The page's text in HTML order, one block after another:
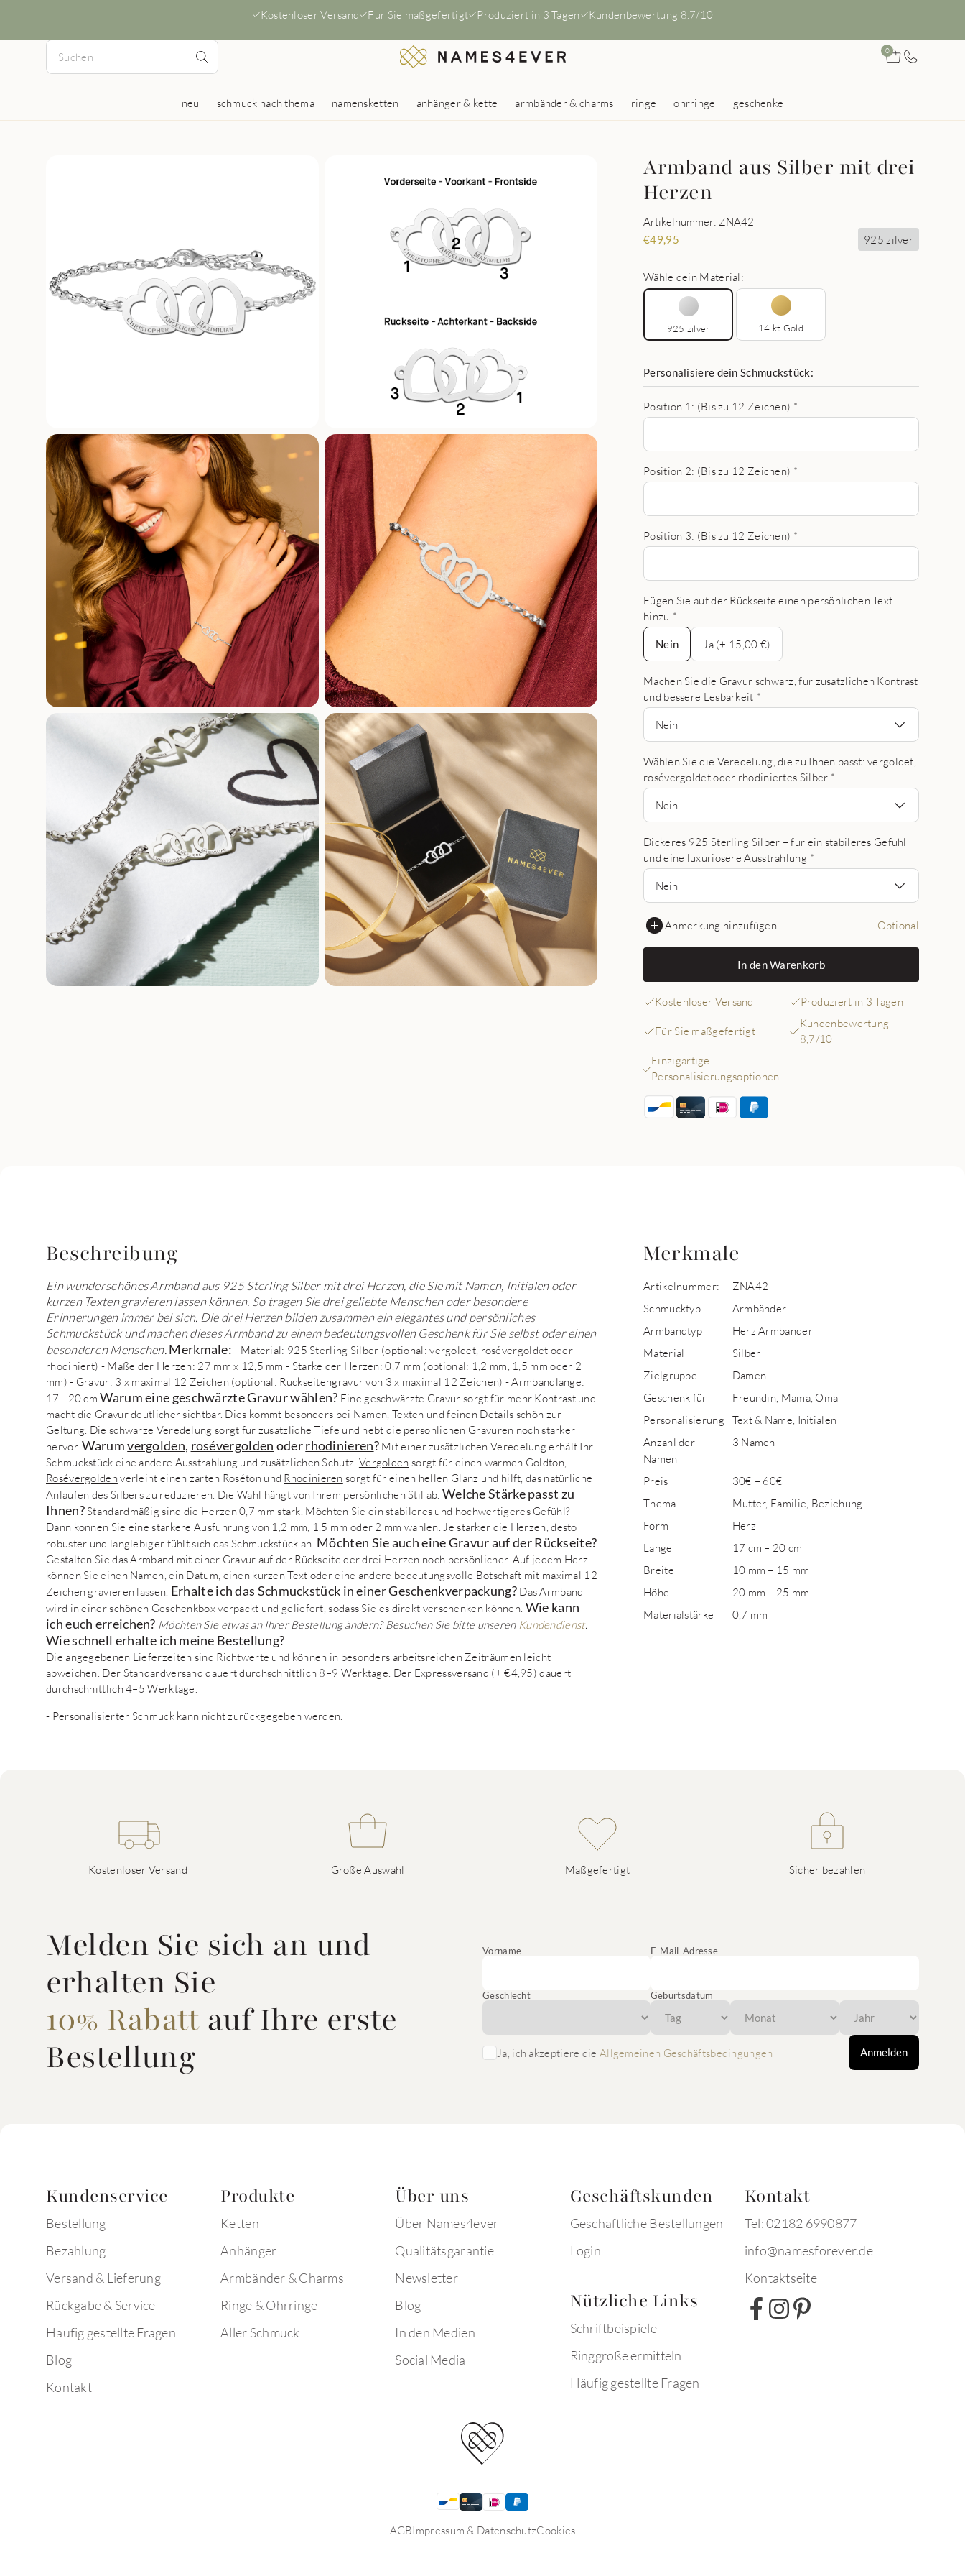
Kostenloser Versand Für Sie maßgefertigt Produziert in 3 Tagen Kundenbewertung 8.7/10
0
neu schmuck nach thema namensketten anhänger & kette armbänder & charms ringe ohrringe geschenke
Armband aus Silber mit drei
Herzen
Artikelnummer: ZNA42
€49,95 925 zilver
Wähle dein Material:
925 zilver 14 kt Gold
Personalisiere dein Schmuckstück:
Position 1: (Bis zu 12 Zeichen) *
Position 2: (Bis zu 12 Zeichen) *
Position 3: (Bis zu 12 Zeichen) *
Fügen Sie auf der Rückseite einen persönlichen Text
hinzu *
Nein
Nein
Ja (+ 15,00 €)
Machen Sie die Gravur schwarz, für zusätzlichen Kontrast
und bessere Lesbarkeit *
Nein
Wählen Sie die Veredelung, die zu Ihnen passt: vergoldet,
rosévergoldet oder rhodiniertes Silber *
Nein
Dickeres 925 Sterling Silber – für ein stabileres Gefühl
und eine luxuriösere Ausstrahlung *
Nein
Anmerkung hinzufügen Optional
In den Warenkorb
Kostenloser Versand Produziert in 3 Tagen
Für Sie maßgefertigt
Kundenbewertung
8,7/10
Einzigartige
Personalisierungsoptionen
Beschreibung
Ein wunderschönes Armband aus 925 Sterling Silber mit drei Herzen, die Sie mit Namen, Initialen oder
kurzen Texten gravieren lassen können. So tragen Sie drei geliebte Menschen oder besondere
Erinnerungen immer bei sich. Die drei Herzen bilden zusammen ein elegantes und persönliches
Schmuckstück und machen dieses Armband zu einem bedeutungsvollen Geschenk für Sie selbst oder einen
besonderen Menschen. Merkmale: - Material: 925 Sterling Silber (optional: vergoldet, rosévergoldet oder
rhodiniert) - Maße der Herzen: 27 mm x 12,5 mm - Stärke der Herzen: 0,7 mm (optional: 1,2 mm, 1,5 mm oder 2
mm) - Gravur: 3 x maximal 12 Zeichen (optional: Rückseitengravur von 3 x maximal 12 Zeichen) - Armbandlänge:
17 - 20 cmWarum eine geschwärzte Gravur wählen? Eine geschwärzte Gravur sorgt für mehr Kontrast und
macht die Gravur deutlicher sichtbar. Dies kommt besonders bei Namen, Texten und feinen Details schön zur
Geltung. Die schwarze Veredelung sorgt für zusätzliche Tiefe und hebt die persönlichen Gravuren noch stärker
hervor.Warumvergolden, rosévergolden oderrhodinieren?Mit einer zusätzlichen Veredelung erhält Ihr
Schmuckstück eine andere Ausstrahlung und zusätzlichen Schutz. Vergolden sorgt für einen warmen Goldton,
Rosévergolden verleiht einen zarten Roséton und Rhodinieren sorgt für einen hellen Glanz und hilft, das natürliche
Anlaufen des Silbers zu reduzieren. Die Wahl hängt von Ihrem persönlichen Stil ab. Welche Stärke passt zu
Ihnen?Standardmäßig sind die Herzen 0,7 mm stark. Möchten Sie ein stabileres und hochwertigeres Gefühl?
Dann können Sie eine stärkere Ausführung von 1,2 mm, 1,5 mm oder 2 mm wählen. Je stärker die Herzen, desto
robuster und langlebiger fühlt sich das Schmuckstück an. Möchten Sie auch eine Gravur auf der Rückseite?
Gestalten Sie das Armband mit einer Gravur auf der Rückseite der drei Herzen noch persönlicher. Auf jedem Herz
können Sie einen Namen, ein Datum, einen kurzen Text oder eine andere bedeutungsvolle Botschaft mit maximal 12
Zeichen gravieren lassen. Erhalte ich das Schmuckstück in einer Geschenkverpackung?Das Armband
wird in einer schönen Geschenkbox verpackt und geliefert, sodass Sie es direkt verschenken können. Wie kann
ich euch erreichen? Möchten Sie etwas an Ihrer Bestellung ändern? Besuchen Sie bitte unseren Kundendienst.
Wie schnell erhalte ich meine Bestellung?
Die angegebenen Lieferzeiten sind Richtwerte und können in besonders arbeitsreichen Zeiträumen leicht
abweichen. Der Standardversand dauert durchschnittlich 8–9 Werktage. Der Expressversand (+ €4,95) dauert
durchschnittlich 4–5 Werktage.
- Personalisierter Schmuck kann nicht zurückgegeben werden.
Merkmale
Artikelnummer:
ZNA42
Schmucktyp
Armbänder
Armbandtyp
Herz Armbänder
Material
Silber
Zielgruppe
Damen
Geschenk für
Freundin, Mama, Oma
Personalisierung
Text & Name, Initialen
Anzahl der
Namen
3 Namen
Preis
30€ – 60€
Thema
Mutter, Familie, Beziehung
Form
Herz
Länge
17 cm – 20 cm
Breite
10 mm – 15 mm
Höhe
20 mm – 25 mm
Materialstärke
0,7 mm
Kostenloser Versand Große Auswahl Maßgefertigt Sicher bezahlen
Melden Sie sich an und
erhalten Sie
10% Rabattauf Ihre erste
Bestellung
Vorname E-Mail-Adresse
Geschlecht Geburtsdatum
Ja, ich akzeptiere die Allgemeinen Geschäftsbedingungen Anmelden
Kundenservice
Bestellung
Bezahlung
Versand & Lieferung
Rückgabe & Service
Häufig gestellte Fragen
Blog
Kontakt
Produkte
Ketten
Anhänger
Armbänder & Charms
Ringe & Ohrringe
Aller Schmuck
Über uns
Über Names4ever
Qualitätsgarantie
Newsletter
Blog
In den Medien
Social Media
Geschäftskunden
Geschäftliche Bestellungen
Login
Nützliche Links
Schriftbeispiele
Ringgröße ermitteln
Häufig gestellte Fragen
Kontakt
Tel: 02182 6990877
info@namesforever.de
Kontaktseite
AGBImpressum & DatenschutzCookies